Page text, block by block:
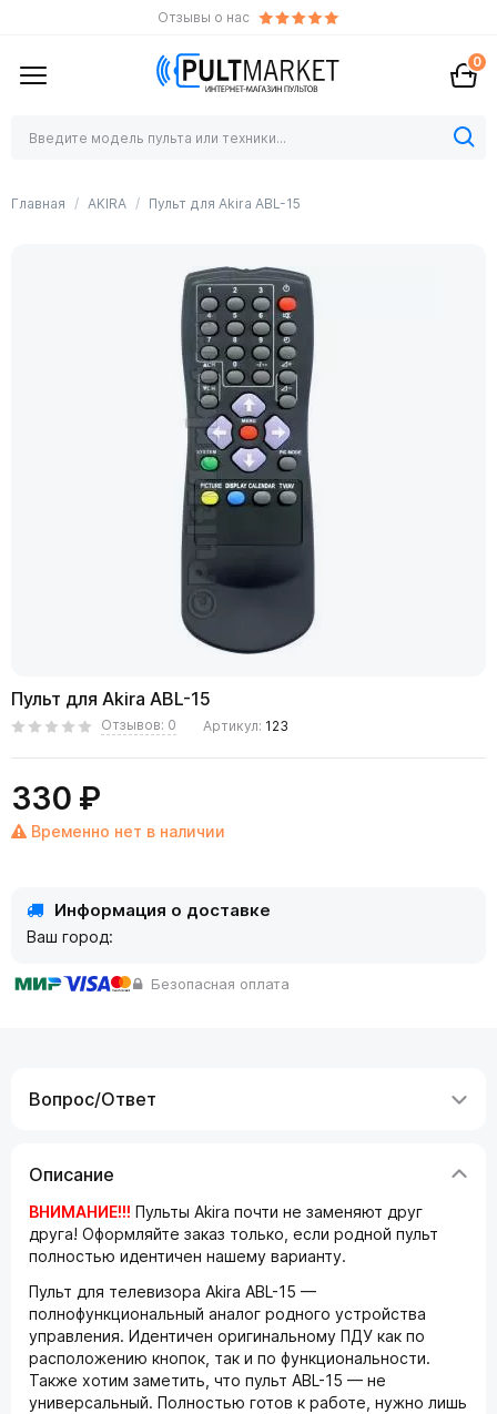
Отзывы о нас
0
Главная AKIRA Пульт для Akira ABL-15
Пульт для Akira ABL-15
Отзывов: 0 Артикул: 123
330 ₽
Временно нет в наличии
Информация о доставке
Ваш город:
Безопасная оплата
Вопрос/Ответ
Описание
ВНИМАНИЕ!!! Пульты Akira почти не заменяют друг
друга! Оформляйте заказ только, если родной пульт
полностью идентичен нашему варианту.
Пульт для телевизора Akira ABL-15 —
полнофункциональный аналог родного устройства
управления. Идентичен оригинальному ПДУ как по
расположению кнопок, так и по функциональности.
Также хотим заметить, что пульт ABL-15 — не
универсальный. Полностью готов к работе, нужно лишь